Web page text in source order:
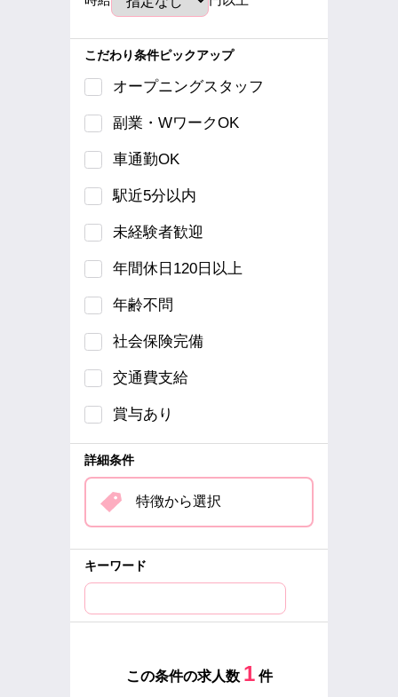
こだわり条件ピックアップ
オープニングスタッフ
副業・WワークOK
車通勤OK
駅近5分以内
未経験者歓迎
年間休日120日以上
年齢不問
社会保険完備
交通費支給
賞与あり
詳細条件
特徴から選択
キーワード
この条件の求人数 1件